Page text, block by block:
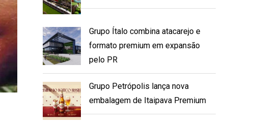
Grupo Ítalo combina atacarejo e
formato premium em expansão
pelo PR
Grupo Petrópolis lança nova
embalagem de Itaipava Premium